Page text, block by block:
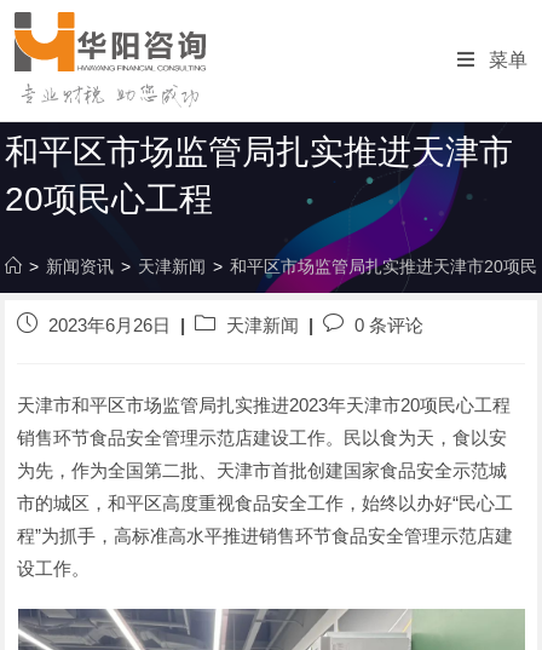
跳
转
至
容
菜单
和平区市场监管局扎实推进天津市
20项民心工程
> 新闻资讯 > 天津新闻 > 和平区市场监管局扎实推进天津市20项民
发
帖
2023年6月26日
帖
类
天津新闻
发
论：
0 条评论
天津市和平区市场监管局扎实推进2023年天津市20项民心工程
销售环节食品安全管理示范店建设工作。民以食为天，食以安
为先，作为全国第二批、天津市首批创建国家食品安全示范城
市的城区，和平区高度重视食品安全工作，始终以办好“民心工
程”为抓手，高标准高水平推进销售环节食品安全管理示范店建
设工作。